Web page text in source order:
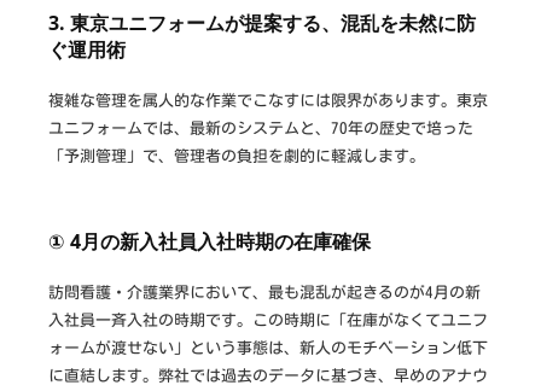
3. 東京ユニフォームが提案する、混乱を未然に防
ぐ運用術
複雑な管理を属人的な作業でこなすには限界があります。東京
ユニフォームでは、最新のシステムと、70年の歴史で培った
「予測管理」で、管理者の負担を劇的に軽減します。
① 4月の新入社員入社時期の在庫確保
訪問看護・介護業界において、最も混乱が起きるのが4月の新
入社員一斉入社の時期です。この時期に「在庫がなくてユニフ
ォームが渡せない」という事態は、新人のモチベーション低下
に直結します。弊社では過去のデータに基づき、早めのアナウ